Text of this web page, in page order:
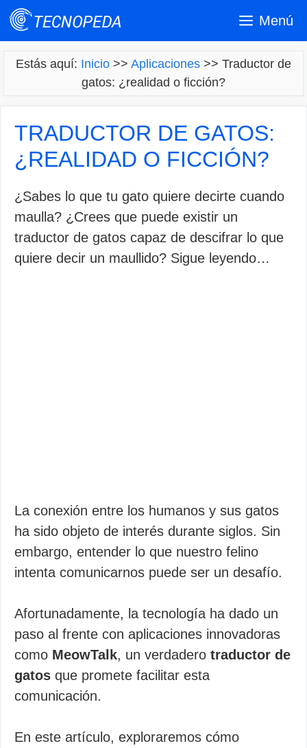
Saltar
Menú
Estás aquí: Inicio >> Aplicaciones >> Traductor de
gatos: ¿realidad o ficción?
TRADUCTOR DE GATOS:
¿REALIDAD O FICCIÓN?
¿Sabes lo que tu gato quiere decirte cuando
maulla? ¿Crees que puede existir un
traductor de gatos capaz de descifrar lo que
quiere decir un maullido? Sigue leyendo…
La conexión entre los humanos y sus gatos
ha sido objeto de interés durante siglos. Sin
embargo, entender lo que nuestro felino
intenta comunicarnos puede ser un desafío.
Afortunadamente, la tecnología ha dado un
paso al frente con aplicaciones innovadoras
como MeowTalk, un verdadero traductor de
gatos que promete facilitar esta
comunicación.
En este artículo, exploraremos cómo